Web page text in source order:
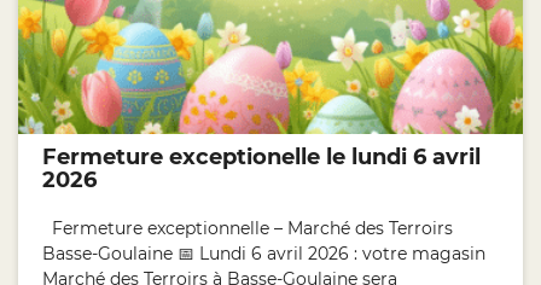
Fermeture exceptionelle le lundi 6 avril
2026
Fermeture exceptionnelle – Marché des Terroirs
Basse-Goulaine 📅 Lundi 6 avril 2026 : votre magasin
Marché des Terroirs à Basse-Goulaine sera